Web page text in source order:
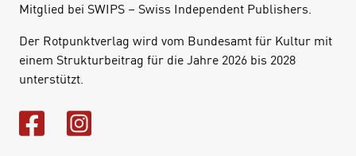
Mitglied bei SWIPS – Swiss Independent Publishers.
Der Rotpunktverlag wird vom Bundesamt für Kultur mit
einem Strukturbeitrag für die Jahre 2026 bis 2028
unterstützt.